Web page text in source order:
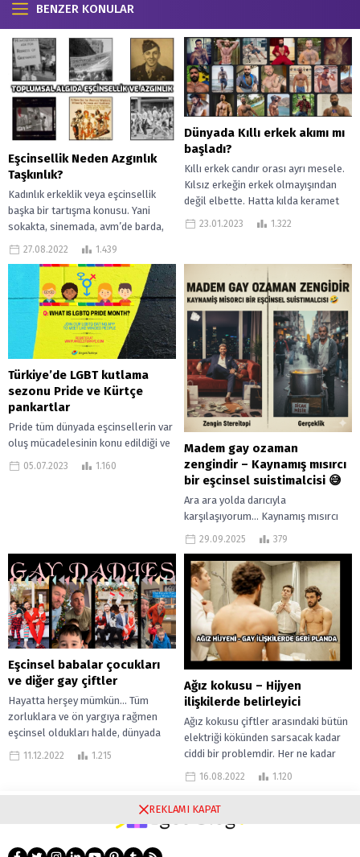
BENZER KONULAR
Eşcinsellik Neden Azgınlık
Taşkınlık?
Kadınlık erkeklik veya eşcinsellik
başka bir tartışma konusu. Yani
sokakta, sinemada, avm’de barda,
tuvalette, kadınız, erkeğiz,
27.08.2022 1.439
Dünyada Kıllı erkek akımı mı
başladı?
Kıllı erkek candır orası ayrı mesele.
Kılsız erkeğin erkek olmayışından
değil elbette. Hatta kılda keramet
olsa bilmem nerde çıkmazdı lafını...
23.01.2023 1.322
Türkiye’de LGBT kutlama
sezonu Pride ve Kürtçe
pankartlar
Pride tüm dünyada eşcinsellerin var
oluş mücadelesinin konu edildiği ve
bu temaya yönelik renkli
gösterilerle toplu yürüyüşlerin
05.07.2023 1.160
Madem gay ozaman
zengindir – Kaynamış mısırcı
bir eşcinsel suistimalcisi 😅
Ara ara yolda darıcıyla
karşılaşıyorum… Kaynamış mısırcı
yani… Asla tipim değil. Zaten tipim
olmazdı. Yani tipim...
29.09.2025 379
Eşcinsel babalar çocukları
ve diğer gay çiftler
Hayatta herşey mümkün… Tüm
zorluklara ve ön yargıya rağmen
eşcinsel oldukları halde, dünyada
baba olmak isteyen yüzlerce
eşcinsel erkek var....
11.12.2022 1.215
Ağız kokusu – Hijyen
ilişkilerde belirleyici
Ağız kokusu çiftler arasındaki bütün
elektriği kökünden sarsacak kadar
ciddi bir problemdir. Her ne kadar
kadın erkek ilişkileri öncelikli
16.08.2022 1.120
REKLAMI KAPAT